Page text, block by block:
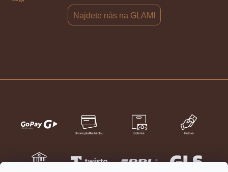
Najdete nás na GLAMI